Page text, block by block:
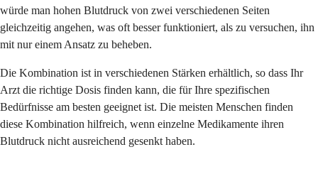
würde man hohen Blutdruck von zwei verschiedenen Seiten
gleichzeitig angehen, was oft besser funktioniert, als zu versuchen, ihn
mit nur einem Ansatz zu beheben.
Die Kombination ist in verschiedenen Stärken erhältlich, so dass Ihr
Arzt die richtige Dosis finden kann, die für Ihre spezifischen
Bedürfnisse am besten geeignet ist. Die meisten Menschen finden
diese Kombination hilfreich, wenn einzelne Medikamente ihren
Blutdruck nicht ausreichend gesenkt haben.